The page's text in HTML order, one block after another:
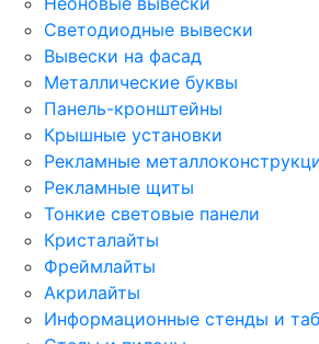
Светодиодные вывески
Вывески на фасад
Металлические буквы
Панель-кронштейны
Крышные установки
Рекламные
Рекламные щиты
Тонкие световые панели
Кристалайты
Фреймлайты
Акрилайты
Информационные стенды и